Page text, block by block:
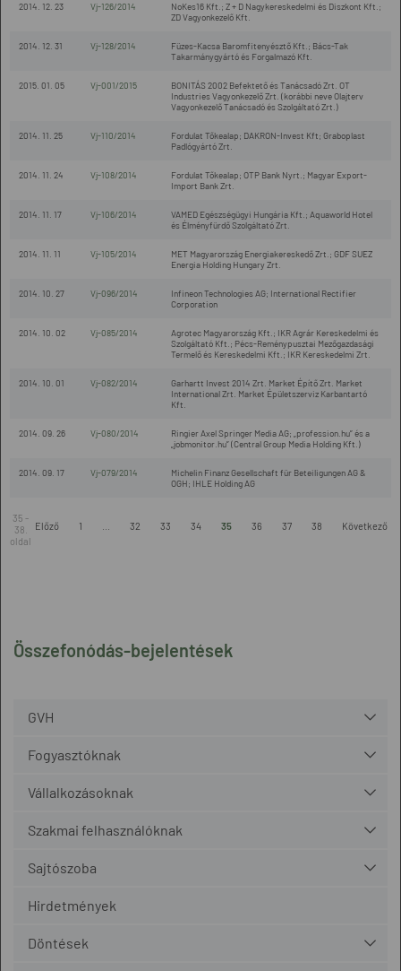
Összefonódás-bejelentések
GVH
Fogyasztóknak
Vállalkozásoknak
Szakmai felhasználóknak
Sajtószoba
Hirdetmények
Döntések
2014. 12. 23 Vj-126/2014
NoKes16 Kft.; Z + D Nagykereskedelmi és Diszkont Kft.;
ZD Vagyonkezelő Kft.
2014. 12. 31 Vj-128/2014
Füzes-Kacsa Baromfitenyésztő Kft.; Bács-Tak
Takarmánygyártó és Forgalmazó Kft.
2015. 01. 05 Vj-001/2015
BONITÁS 2002 Befektető és Tanácsadó Zrt. OT
Industries Vagyonkezelő Zrt. (korábbi neve Olajterv
Vagyonkezelő Tanácsadó és Szolgáltató Zrt.)
2014. 11. 25 Vj-110/2014
Fordulat Tőkealap; DAKRON-Invest Kft; Graboplast
Padlógyártó Zrt.
2014. 11. 24 Vj-108/2014
Fordulat Tőkealap; OTP Bank Nyrt.; Magyar Export-
Import Bank Zrt.
2014. 11. 17 Vj-106/2014
VAMED Egészségügyi Hungária Kft.; Aquaworld Hotel
és Élményfürdő Szolgáltató Zrt.
2014. 11. 11 Vj-105/2014
MET Magyarország Energiakereskedő Zrt.; GDF SUEZ
Energia Holding Hungary Zrt.
2014. 10. 27 Vj-096/2014
Infineon Technologies AG; International Rectifier
Corporation
2014. 10. 02 Vj-085/2014
Agrotec Magyarország Kft.; IKR Agrár Kereskedelmi és
Szolgáltató Kft.; Pécs-Reménypusztai Mezőgazdasági
Termelő és Kereskedelmi Kft.; IKR Kereskedelmi Zrt.
2014. 10. 01 Vj-082/2014
Garhartt Invest 2014 Zrt. Market Építő Zrt. Market
International Zrt. Market Épületszerviz Karbantartó
Kft.
2014. 09. 26 Vj-080/2014
Ringier Axel Springer Media AG; „profession.hu” és a
„jobmonitor.hu” (Central Group Media Holding Kft.)
2014. 09. 17 Vj-079/2014
Michelin Finanz Gesellschaft für Beteiligungen AG &
OGH; IHLE Holding AG
35 -
38.
oldal
Előző 1 32 33 34 35 36 37 38 Következő